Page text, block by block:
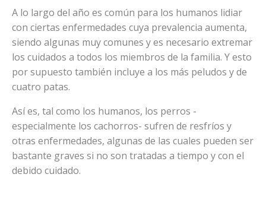
A lo largo del año es común para los humanos lidiar
con ciertas enfermedades cuya prevalencia aumenta,
siendo algunas muy comunes y es necesario extremar
los cuidados a todos los miembros de la familia. Y esto
por supuesto también incluye a los más peludos y de
cuatro patas.
Así es, tal como los humanos, los perros -
especialmente los cachorros- sufren de resfríos y
otras enfermedades, algunas de las cuales pueden ser
bastante graves si no son tratadas a tiempo y con el
debido cuidado.